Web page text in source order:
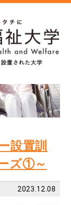
設置訓
ズ①～
2023.12.08